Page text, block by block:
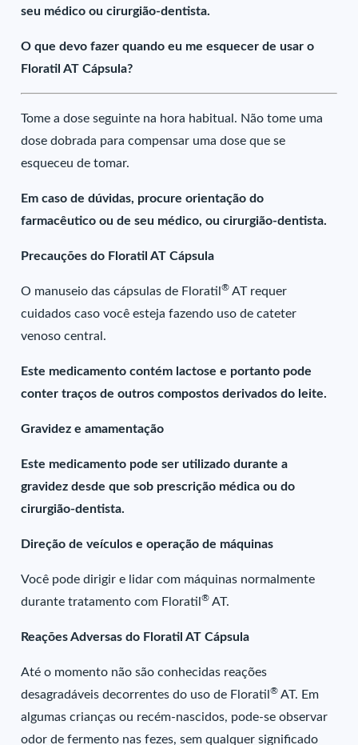
seu médico ou cirurgião-dentista.
O que devo fazer quando eu me esquecer de usar o
Floratil AT Cápsula?
Tome a dose seguinte na hora habitual. Não tome uma
dose dobrada para compensar uma dose que se
esqueceu de tomar.
Em caso de dúvidas, procure orientação do
farmacêutico ou de seu médico, ou cirurgião-dentista.
Precauções do Floratil AT Cápsula
O manuseio das cápsulas de Floratil® AT requer
cuidados caso você esteja fazendo uso de cateter
venoso central.
Este medicamento contém lactose e portanto pode
conter traços de outros compostos derivados do leite.
Gravidez e amamentação
Este medicamento pode ser utilizado durante a
gravidez desde que sob prescrição médica ou do
cirurgião-dentista.
Direção de veículos e operação de máquinas
Você pode dirigir e lidar com máquinas normalmente
durante tratamento com Floratil® AT.
Reações Adversas do Floratil AT Cápsula
Até o momento não são conhecidas reações
desagradáveis decorrentes do uso de Floratil® AT. Em
algumas crianças ou recém-nascidos, pode-se observar
odor de fermento nas fezes, sem qualquer significado